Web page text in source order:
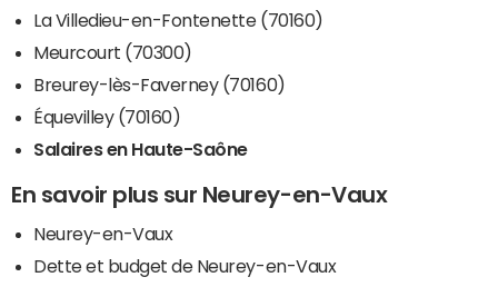
La Villedieu-en-Fontenette (70160)
Meurcourt (70300)
Breurey-lès-Faverney (70160)
Équevilley (70160)
Salaires en Haute-Saône
En savoir plus sur Neurey-en-Vaux
Neurey-en-Vaux
Dette et budget de Neurey-en-Vaux